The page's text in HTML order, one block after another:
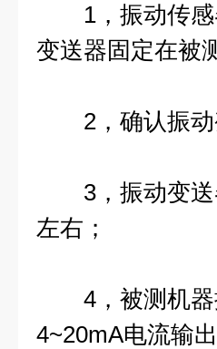
1，振动传感
变送器固定在被
2，确认振动
3，振动变送
左右；
4，被测机器
4~20mA电流输出